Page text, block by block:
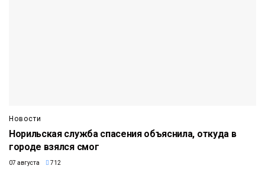
Новости
Норильская служба спасения объяснила, откуда в
городе взялся смог
07 августа 712